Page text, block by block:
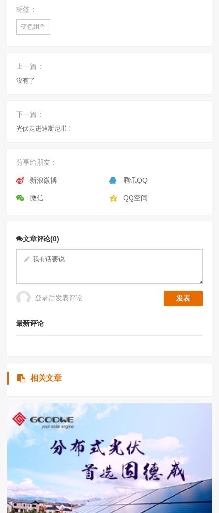
标签：
变色组件
上一篇：
没有了
下一篇：
光伏走进迪斯尼啦！
分享给朋友：
新浪微博 腾讯QQ
微信 QQ空间
文章评论(0)
登录后发表评论
最新评论
相关文章